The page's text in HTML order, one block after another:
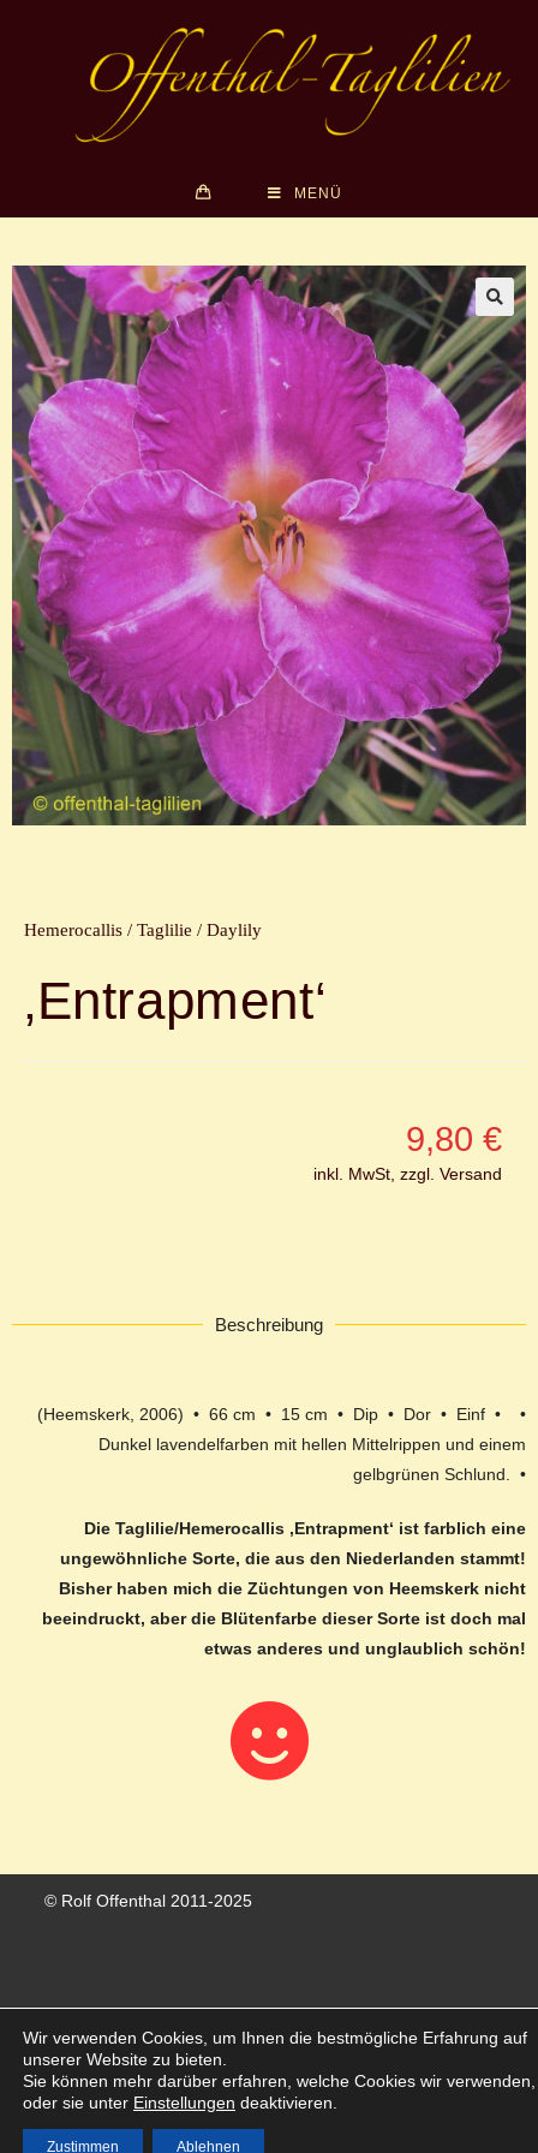
MENÜ
🔍
Hemerocallis / Taglilie / Daylily
‚Entrapment‘
9,80 €
inkl. MwSt, zzgl. Versand
Beschreibung
(Heemskerk, 2006) • 66 cm • 15 cm • Dip • Dor • Einf • •
Dunkel lavendelfarben mit hellen Mittelrippen und einem
gelbgrünen Schlund. •
Die Taglilie/Hemerocallis ‚Entrapment‘ ist farblich eine
ungewöhnliche Sorte, die aus den Niederlanden stammt!
Bisher haben mich die Züchtungen von Heemskerk nicht
beeindruckt, aber die Blütenfarbe dieser Sorte ist doch mal
etwas anderes und unglaublich schön!
© Rolf Offenthal 2011-2025
Vertrag widerrufen
Wir verwenden Cookies, um Ihnen die bestmögliche Erfahrung auf
unserer Website zu bieten.
Sie können mehr darüber erfahren, welche Cookies wir verwenden,
oder sie unter Einstellungen deaktivieren.
Zustimmen Ablehnen